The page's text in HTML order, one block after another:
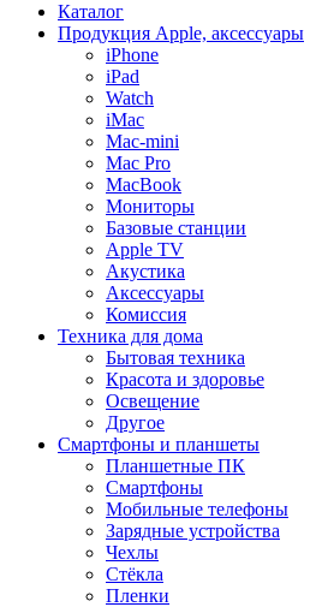
Каталог
Продукция Apple, аксессуары
iPhone
iPad
Watch
iMac
Mac-mini
Mac Pro
MacBook
Мониторы
Базовые станции
Apple TV
Акустика
Аксессуары
Комиссия
Техника для дома
Бытовая техника
Красота и здоровье
Освещение
Другое
Смартфоны и планшеты
Планшетные ПК
Смартфоны
Мобильные телефоны
Зарядные устройства
Чехлы
Стёкла
Пленки